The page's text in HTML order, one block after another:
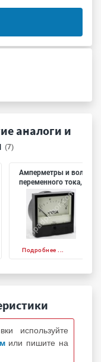
аналоги и
(7)
Амперметры и
переменного тока,
Подробнее ...
используйте
или пишите на